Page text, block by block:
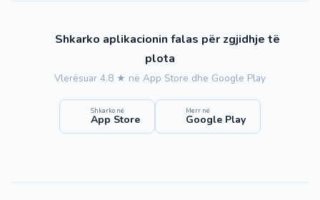
Shkarko aplikacionin falas për zgjidhje të
plota
Vlerësuar 4.8 ★ në App Store dhe Google Play
Shkarko në
App Store
Merr në
Google Play